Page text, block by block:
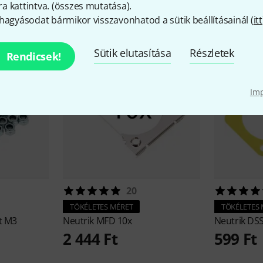
kattintva. (összes mutatása).
bármikor visszavonhatod a sütik beállításainál (itt
Rendicsek! Sütik elutasítása Részletek
M3
20
TÖKÉLETES MÉRET
Neutrik MFD 10x
2 444 Ft
TÖKÉLETES
Neutrik
599 Ft